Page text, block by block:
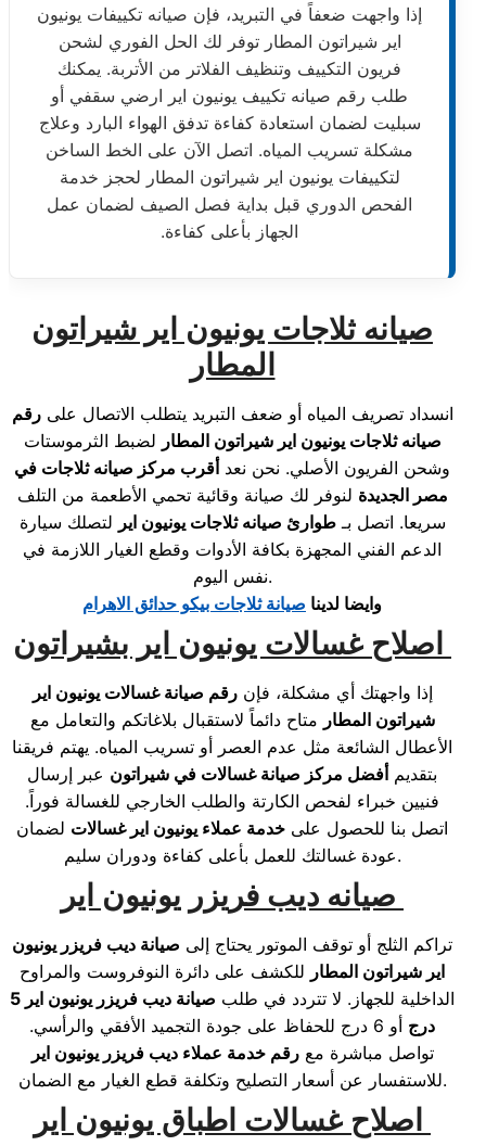
إذا واجهت ضعفاً في التبريد، فإن صيانه تكييفات يونيون
اير شيراتون المطار توفر لك الحل الفوري لشحن
فريون التكييف وتنظيف الفلاتر من الأتربة. يمكنك
طلب رقم صيانه تكييف يونيون اير ارضي سقفي أو
سبليت لضمان استعادة كفاءة تدفق الهواء البارد وعلاج
مشكلة تسريب المياه. اتصل الآن على الخط الساخن
لتكييفات يونيون اير شيراتون المطار لحجز خدمة
الفحص الدوري قبل بداية فصل الصيف لضمان عمل
الجهاز بأعلى كفاءة.
صيانه ثلاجات يونيون اير شيراتون
المطار
انسداد تصريف المياه أو ضعف التبريد يتطلب الاتصال علىرقم
صيانه ثلاجات يونيون اير شيراتون المطار لضبط الثرموستات
وشحن الفريون الأصلي. نحن نعد أقرب مركز صيانه ثلاجات في
مصر الجديدة لنوفر لك صيانة وقائية تحمي الأطعمة من التلف
سريعا. اتصل بـطوارئ صيانه ثلاجات يونيون اير لتصلك سيارة
الدعم الفني المجهزة بكافة الأدوات وقطع الغيار اللازمة في
نفس اليوم.
وايضا لدينا صيانة ثلاجات بيكو حدائق الاهرام
إذا واجهتك أي مشكلة، فإنرقم صيانة غسالات يونيون اير
شيراتون المطار متاح دائماً لاستقبال بلاغاتكم والتعامل مع
الأعطال الشائعة مثل عدم العصر أو تسريب المياه. يهتم فريقنا
بتقديم أفضل مركز صيانة غسالات في شيراتون عبر إرسال
فنيين خبراء لفحص الكارتة والطلب الخارجي للغسالة فوراً.
اتصل بنا للحصول على خدمة عملاء يونيون اير غسالات لضمان
عودة غسالتك للعمل بأعلى كفاءة ودوران سليم.
تراكم الثلج أو توقف الموتور يحتاج إلى صيانة ديب فريزر يونيون
اير شيراتون المطار للكشف على دائرة النوفروست والمراوح
الداخلية للجهاز. لا تتردد في طلب
صيانة ديب فريزر يونيون اير 5
درج
أو 6 درج للحفاظ على جودة التجميد الأفقي والرأسي.
تواصل مباشرة معرقم خدمة عملاء ديب فريزر يونيون اير
للاستفسار عن أسعار التصليح وتكلفة قطع الغيار مع الضمان.